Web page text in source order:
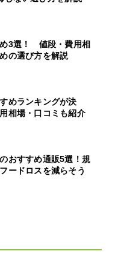
3選！ 値段・費用相
の選び方を解説
めランキングが決
相場・口コミも紹介
おすすめ通販5選！規
ードロスを減らそう